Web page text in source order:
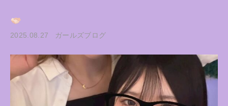
2025.08.27 ガールズブログ